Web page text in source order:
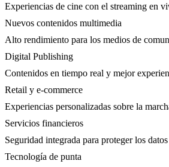
Experiencias de cine con el streaming en
Nuevos contenidos multimedia
Alto rendimiento para los medios de
Digital Publishing
Contenidos en tiempo real y mejor
Retail y e-commerce
Experiencias personalizadas sobre la
Servicios financieros
Seguridad integrada para proteger los
Tecnología de punta